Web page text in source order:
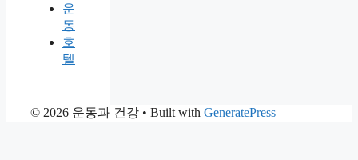
운
동
호
텔
© 2026 운동과 건강 • Built with GeneratePress